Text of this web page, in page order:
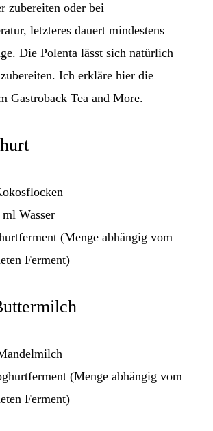
zubereiten oder bei
letzteres dauert mindestens
Die Polenta lässt sich natürlich
Ich erkläre hier die
Gastroback Tea and More.
Wasser
(Menge abhängig vom
Ferment)
(Menge abhängig vom
Ferment)